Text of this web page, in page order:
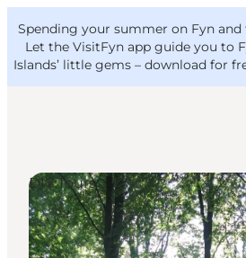
Spending your summer on Fyn and
Let the VisitFyn app guide you to
Islands’ little gems – download for
Things to do
Outdoor and bike
Where to eat
VisitFyn
Deutsch
DIY Tours